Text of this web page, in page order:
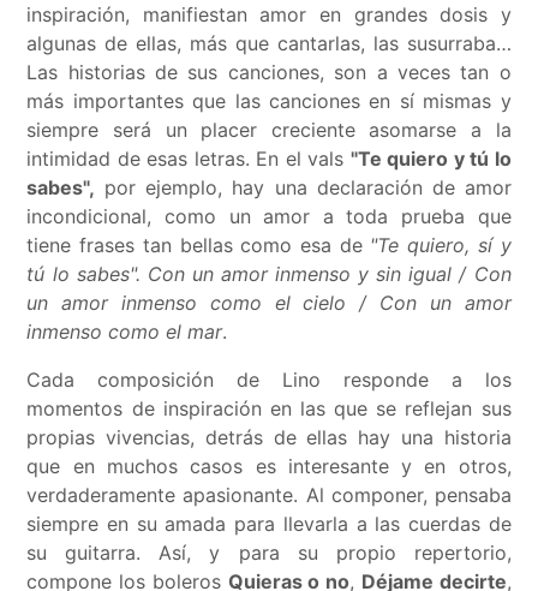
inspiración, manifiestan amor en grandes dosis y
algunas de ellas, más que cantarlas, las susurraba…
Las historias de sus canciones, son a veces tan o
más importantes que las canciones en sí mismas y
siempre será un placer creciente asomarse a la
intimidad de esas letras. En el vals "Te quiero y tú lo
sabes", por ejemplo, hay una declaración de amor
incondicional, como un amor a toda prueba que
tiene frases tan bellas como esa de "Te quiero, sí y
tú lo sabes". Con un amor inmenso y sin igual / Con
un amor inmenso como el cielo / Con un amor
inmenso como el mar.
Cada composición de Lino responde a los
momentos de inspiración en las que se reflejan sus
propias vivencias, detrás de ellas hay una historia
que en muchos casos es interesante y en otros,
verdaderamente apasionante. Al componer, pensaba
siempre en su amada para llevarla a las cuerdas de
su guitarra. Así, y para su propio repertorio,
compone los boleros Quieras o no, Déjame decirte,